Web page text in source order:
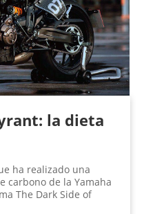
la dieta
ha realizado una
carbono de la Yamaha
The Dark Side of